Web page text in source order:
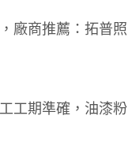
廠商推薦：拓普照
工期準確，油漆粉